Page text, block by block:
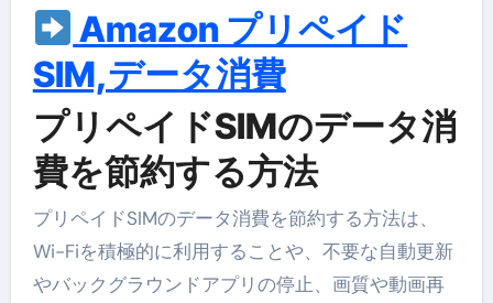
Amazon プリペイド
SIM,データ消費
プリペイドSIMのデータ消
費を節約する方法
プリペイドSIMのデータ消費を節約する方法は、
Wi-Fiを積極的に利用することや、不要な自動更新
やバックグラウンドアプリの停止、画質や動画再